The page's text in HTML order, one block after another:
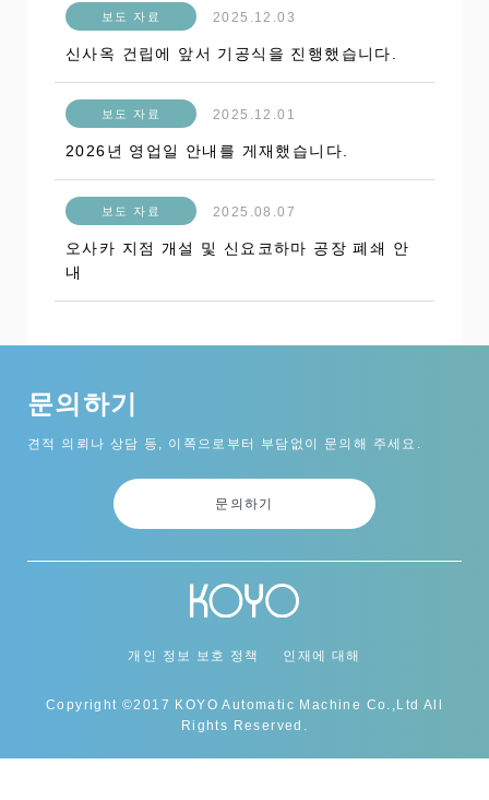
보도 자료 2025.12.03
신사옥 건립에 앞서 기공식을 진행했습니다.
보도 자료 2025.12.01
2026년 영업일 안내를 게재했습니다.
보도 자료 2025.08.07
오사카 지점 개설 및 신요코하마 공장 폐쇄 안
내
문의하기
견적 의뢰나 상담 등, 이쪽으로부터 부담없이 문의해 주세요.
문의하기
개인 정보 보호 정책 인재에 대해
Copyright ©2017 KOYO Automatic Machine Co.,Ltd All
Rights Reserved.